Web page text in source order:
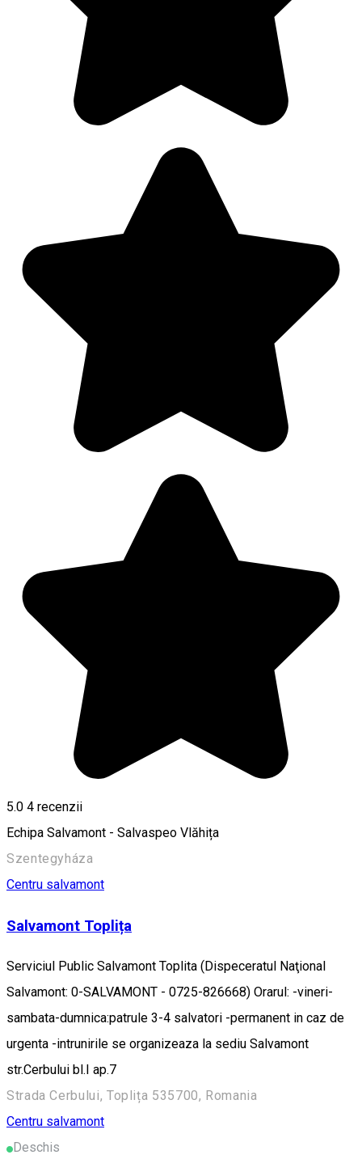
5.0 4 recenzii
Echipa Salvamont - Salvaspeo Vlăhița
Szentegyháza
Centru salvamont
Salvamont Toplița
Serviciul Public Salvamont Toplita (Dispeceratul Naţional
Salvamont: 0-SALVAMONT - 0725-826668) Orarul: -vineri-
sambata-dumnica:patrule 3-4 salvatori -permanent in caz de
urgenta -intrunirile se organizeaza la sediu Salvamont
str.Cerbului bl.I ap.7
Strada Cerbului, Toplița 535700, Romania
Centru salvamont
Deschis